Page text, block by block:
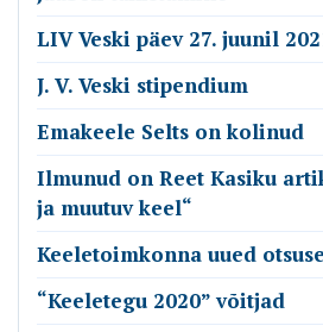
LIV Veski päev 27. juunil
J. V. Veski stipendium
Emakeele Selts on kolinud
Ilmunud on Reet Kasiku
ja muutuv keel“
Keeletoimkonna uued
“Keeletegu 2020” võitjad